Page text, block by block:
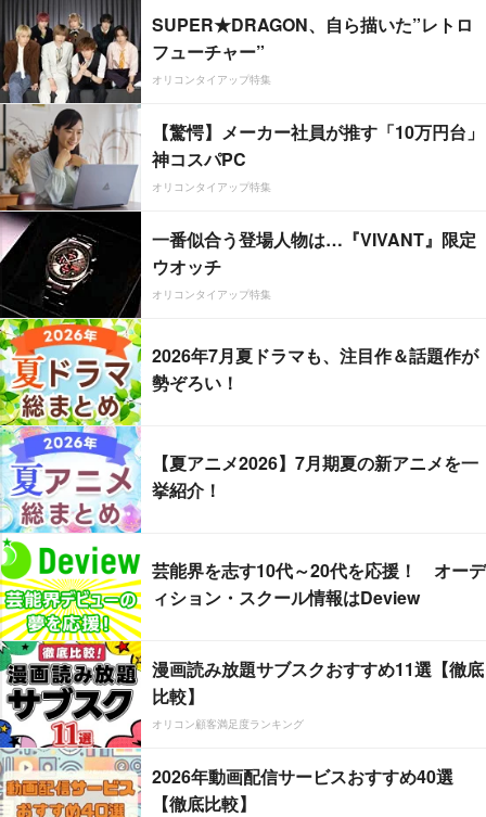
SUPER★DRAGON、自ら描いた”レトロ
フューチャー”
オリコンタイアップ特集
【驚愕】メーカー社員が推す「10万円台」
神コスパPC
オリコンタイアップ特集
一番似合う登場人物は…『VIVANT』限定
ウオッチ
オリコンタイアップ特集
2026年7月夏ドラマも、注目作＆話題作が
勢ぞろい！
【夏アニメ2026】7月期夏の新アニメを一
挙紹介！
芸能界を志す10代～20代を応援！ オーデ
ィション・スクール情報はDeview
漫画読み放題サブスクおすすめ11選【徹底
比較】
オリコン顧客満足度ランキング
2026年動画配信サービスおすすめ40選
【徹底比較】